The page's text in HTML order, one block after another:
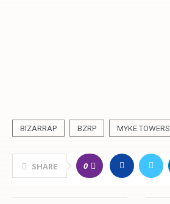
BIZARRAP BZRP MYKE TOWERS
SHARE 0